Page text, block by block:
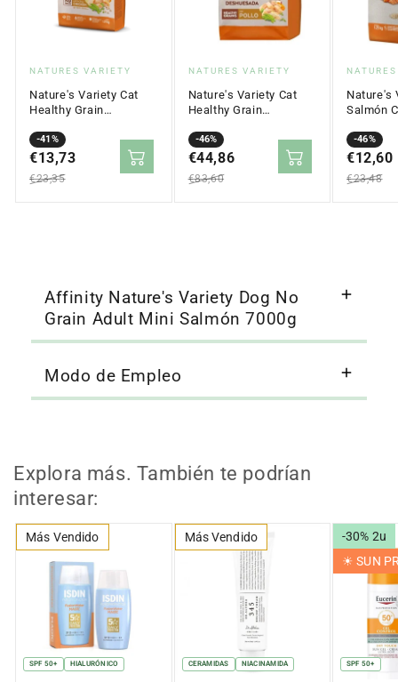
Proveedor:
NATURES VARIETY
Nature's Variety Cat
Healthy Grain
-41%
Precio
en
€13,73
Precio
regular
€23,35
Proveedor:
NATURES VARIETY
Nature's Variety Cat
Healthy Grain
Seco 7Kg
-46%
Precio
en
€44,86
Precio
regular
€83,60
Nature's
Salmón
-46%
Precio
en
€12,60
Precio
regular
€23,48
Affinity Nature's Variety Dog No
Grain Adult Mini Salmón 7000g
Modo de Empleo
Explora más. También te podrían
interesar:
Más Vendido
SPF 50+ HIALURÓNICO
Más Vendido
CERAMIDAS NIACINAMIDA
-30% 2u
☀︎ SUN
SPF 50+